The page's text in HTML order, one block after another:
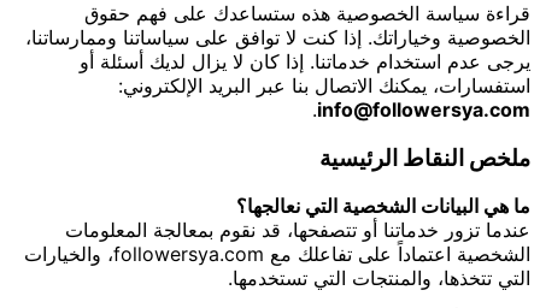
قراءة سياسة الخصوصية هذه ستساعدك على فهم حقوق
الخصوصية وخياراتك. إذا كنت لا توافق على سياساتنا وممارساتنا،
يرجى عدم استخدام خدماتنا. إذا كان لا يزال لديك أسئلة أو
استفسارات، يمكنك الاتصال بنا عبر البريد الإلكتروني:
info@followersya.com
.
ملخص النقاط الرئيسية
ما هي البيانات الشخصية التي نعالجها؟
عندما تزور خدماتنا أو تتصفحها، قد نقوم بمعالجة المعلومات
الشخصية اعتماداً على تفاعلك مع followersya.com، والخيارات
التي تتخذها، والمنتجات التي تستخدمها.